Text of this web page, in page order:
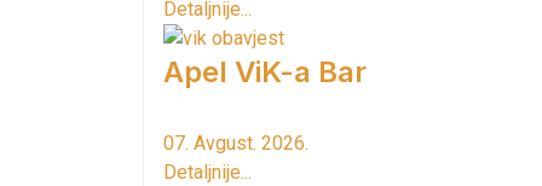
Detaljnije...
Apel ViK-a Bar
07. Avgust. 2026.
Detaljnije...